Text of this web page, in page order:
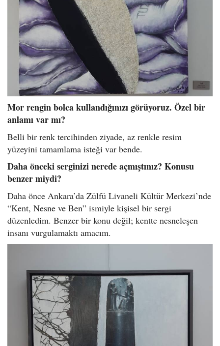
Mor rengin bolca kullandığınızı görüyoruz. Özel bir
anlamı var mı?
Belli bir renk tercihinden ziyade, az renkle resim
yüzeyini tamamlama isteği var bende.
Daha önceki serginizi nerede açmıştınız? Konusu
benzer miydi?
Daha önce Ankara’da Zülfü Livaneli Kültür Merkezi’nde
“Kent, Nesne ve Ben” ismiyle kişisel bir sergi
düzenledim. Benzer bir konu değil; kentte nesneleşen
insanı vurgulamaktı amacım.